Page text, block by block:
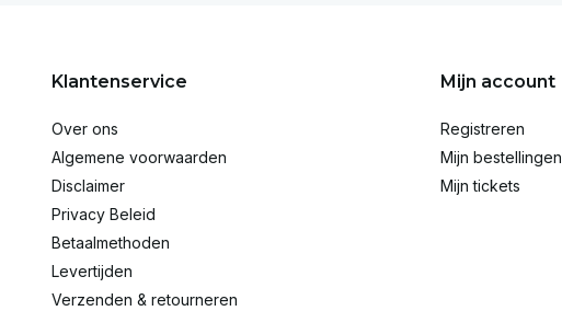
Klantenservice
Over ons
Algemene voorwaarden
Disclaimer
Privacy Beleid
Betaalmethoden
Levertijden
Verzenden & retourneren
Mijn account
Registreren
Mijn bestellingen
Mijn tickets